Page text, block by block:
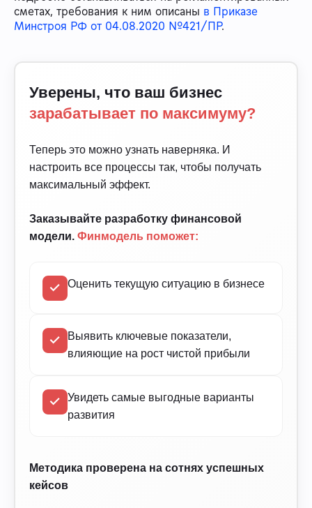
сметах, требования к ним описаны в Приказе
Минстроя РФ от 04.08.2020 №421/ПР.
Уверены, что ваш бизнес
зарабатывает по максимуму?
Теперь это можно узнать наверняка. И
настроить все процессы так, чтобы получать
максимальный эффект.
Заказывайте разработку финансовой
модели. Финмодель поможет:
Оценить текущую ситуацию в бизнесе
Выявить ключевые показатели,
влияющие на рост чистой прибыли
Увидеть самые выгодные варианты
развития
Методика проверена на сотнях успешных
кейсов